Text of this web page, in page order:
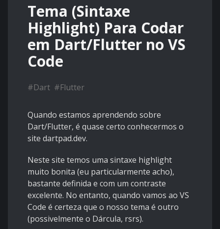
Tema (Sintaxe
Highlight) Para Codar
em Dart/Flutter no VS
Code
#Dart #Flutter
Quando estamos aprendendo sobre
Dart/Flutter, é quase certo conhecermos o
site dartpad.dev.
Neste site temos uma sintaxe highlight
muito bonita (eu particularmente acho),
bastante definida e com um contraste
excelente. No entanto, quando vamos ao VS
Code é certeza que o nosso tema é outro
(possivelmente o Dárcula, rsrs).